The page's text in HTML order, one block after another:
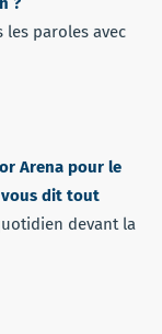
les paroles avec
Arena pour le
vous dit tout
devant la